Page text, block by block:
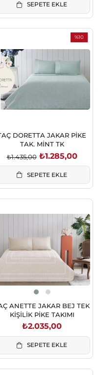
SEPETE EKLE
%10
DORETTA JAKAR PİKE
TAK. MİNT TK
₺1.285,00
₺1.435,00
SEPETE EKLE
ANETTE JAKAR BEJ TEK
KİŞİLİK PİKE TAKIMI
₺2.035,00
SEPETE EKLE